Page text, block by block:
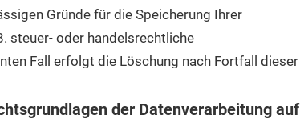
Gründe für die Speicherung Ihrer
steuer- oder handelsrechtliche
Fall erfolgt die Löschung nach Fortfall dieser
der Datenverarbeitung auf